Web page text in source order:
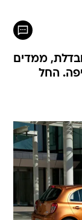
ממדים
ותיבה רציפה. החל